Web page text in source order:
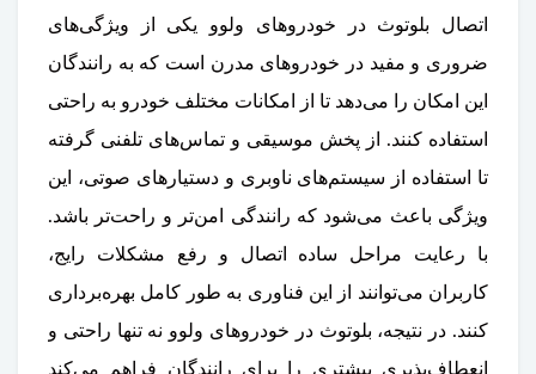
اتصال بلوتوث در خودروهای ولوو یکی از ویژگی‌های
ضروری و مفید در خودروهای مدرن است که به رانندگان
این امکان را می‌دهد تا از امکانات مختلف خودرو به راحتی
استفاده کنند. از پخش موسیقی و تماس‌های تلفنی گرفته
تا استفاده از سیستم‌های ناوبری و دستیارهای صوتی، این
ویژگی باعث می‌شود که رانندگی امن‌تر و راحت‌تر باشد.
با رعایت مراحل ساده اتصال و رفع مشکلات رایج،
کاربران می‌توانند از این فناوری به طور کامل بهره‌برداری
کنند. در نتیجه، بلوتوث در خودروهای ولوو نه تنها راحتی و
انعطاف‌پذیری بیشتری را برای رانندگان فراهم می‌کند